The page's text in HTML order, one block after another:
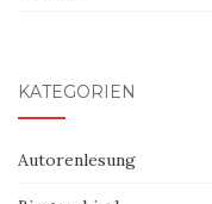
KATEGORIEN
Autorenlesung